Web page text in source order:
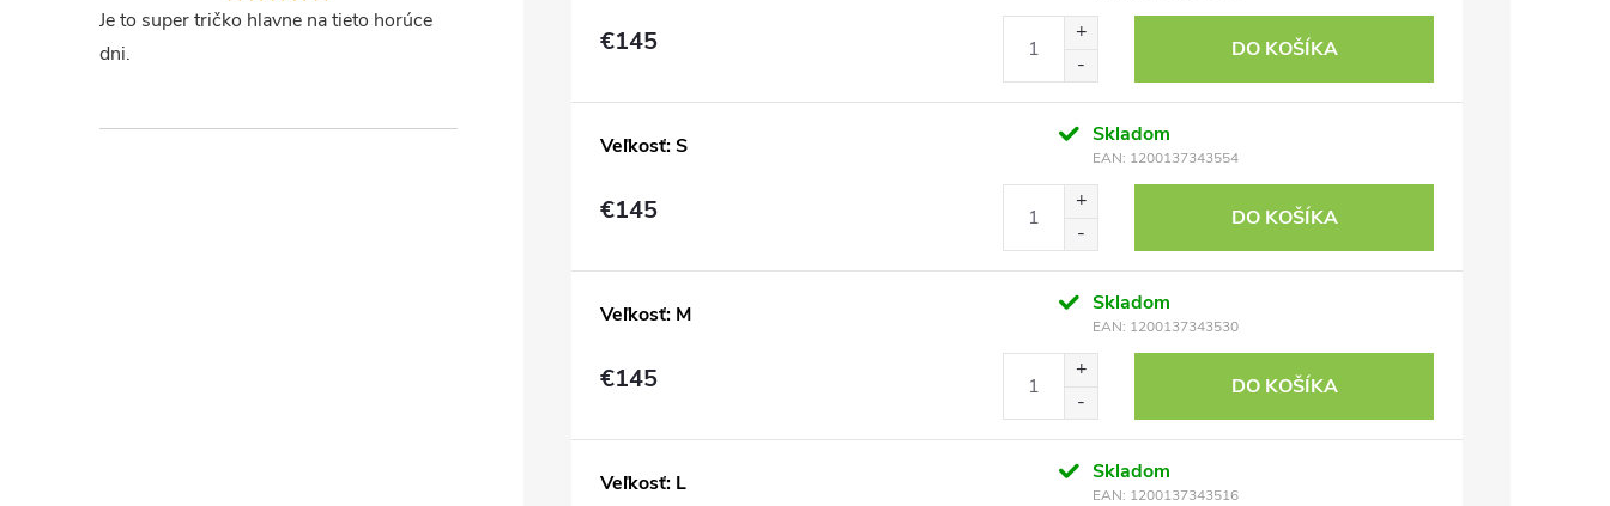
Je to super tričko hlavne na tieto horúce
dni.
€145 DO KOŠÍKA
Veľkosť: S Skladom
EAN: 1200137343554
€145 DO KOŠÍKA
Veľkosť: M Skladom
EAN: 1200137343530
€145 DO KOŠÍKA
Veľkosť: L Skladom
EAN: 1200137343516